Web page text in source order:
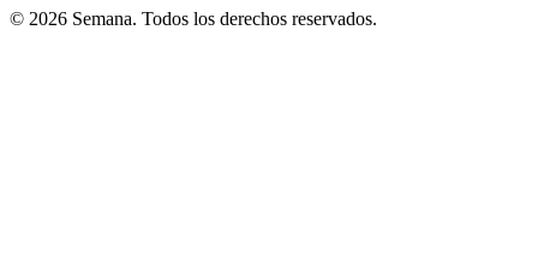
© 2026 Semana. Todos los derechos reservados.